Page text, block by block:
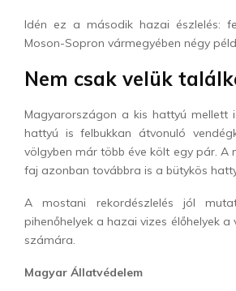
Idén ez a második hazai észlelés:
Moson-Sopron vármegyében négy
Nem csak velük
Magyarországon a kis hattyú mellett
hattyú is felbukkan átvonuló
völgyben már több éve költ egy pár. A
faj azonban továbbra is a bütykös
A mostani rekordészlelés jól
pihenőhelyek a hazai vizes élőhelyek
számára.
Magyar Állatvédelem